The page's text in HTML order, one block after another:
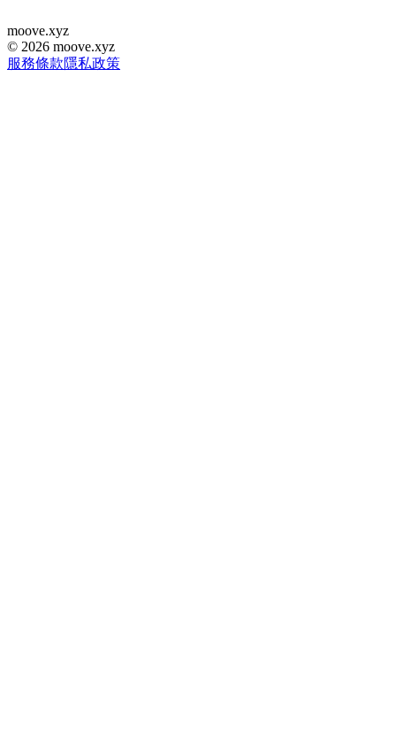
moove.xyz
© 2026 moove.xyz
服務條款隱私政策